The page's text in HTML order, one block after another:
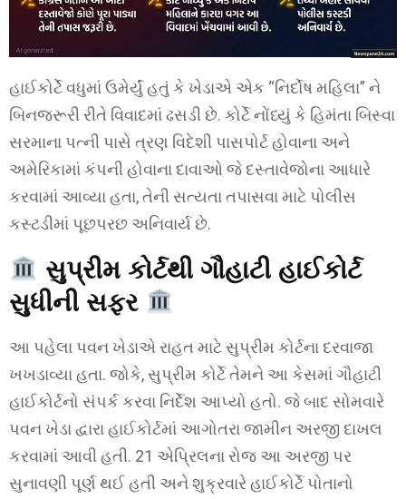
હાઈકોર્ટે વધુમાં ઉમેર્યું હતું કે ખેડાએ એક “નિર્દોષ મહિલા” ને
બિનજરૂરી રીતે વિવાદમાં ઢસડી છે. કોર્ટે નોંધ્યું કે હિમંતા બિસ્વા
સરમાના પત્ની પાસે ત્રણ વિદેશી પાસપોર્ટ હોવાના અને
અમેરિકામાં કંપની હોવાના દાવાઓ જે દસ્તાવેજોના આધારે
કરવામાં આવ્યા હતા, તેની સત્યતા તપાસવા માટે પોલીસ
કસ્ટડીમાં પૂછપરછ અનિવાર્ય છે.
સુપ્રીમ કોર્ટથી ગૌહાટી હાઈકોર્ટ
સુધીની સફર
આ પહેલા પવન ખેડાએ રાહત માટે સુપ્રીમ કોર્ટના દરવાજા
ખખડાવ્યા હતા. જોકે, સુપ્રીમ કોર્ટે તેમને આ કેસમાં ગૌહાટી
હાઈકોર્ટનો સંપર્ક કરવા નિર્દેશ આપ્યો હતો. જે બાદ સોમવારે
પવન ખેડા દ્વારા હાઈકોર્ટમાં આગોતરા જામીન અરજી દાખલ
કરવામાં આવી હતી. 21 એપ્રિલના રોજ આ અરજી પર
સુનાવણી પૂર્ણ થઈ હતી અને શુક્રવારે હાઈકોર્ટે પોતાનો